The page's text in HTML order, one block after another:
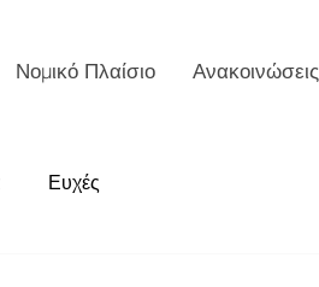
Νομικό Πλαίσιο Ανακοινώσεις
Ευχές